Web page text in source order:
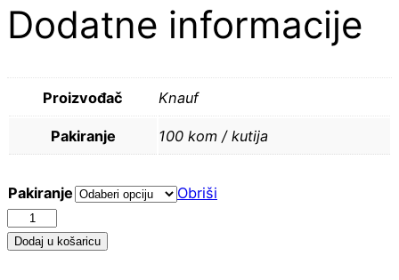
Dodatne informacije
Proizvođač Knauf
Pakiranje 100 kom / kutija
Pakiranje
Obriši
UA
/ Dodaj u košaricu